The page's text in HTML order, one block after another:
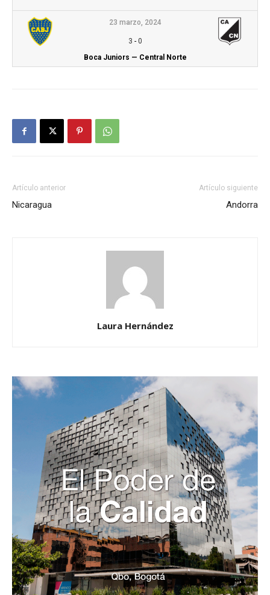
23 marzo, 2024
3 - 0
Boca Juniors — Central Norte
Artículo anterior
Nicaragua
Artículo siguiente
Andorra
Laura Hernández